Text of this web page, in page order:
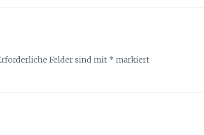
Felder sind mit * markiert